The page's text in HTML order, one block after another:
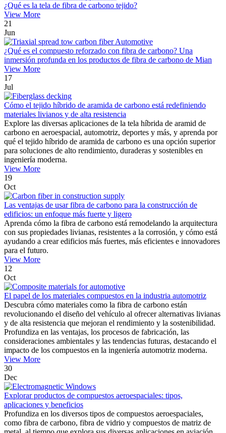
¿Qué es la tela de fibra de carbono tejido?
View More
21
Jun
¿Qué es el compuesto reforzado con fibra de carbono? Una
inmersión profunda en los productos de fibra de carbono de Mian
View More
17
Jul
Cómo el tejido híbrido de aramida de carbono está redefiniendo
materiales livianos y de alta resistencia
Explore las diversas aplicaciones de la tela híbrida de aramid de
carbono en aeroespacial, automotriz, deportes y más, y aprenda por
qué el tejido híbrido de aramida de carbono es una opción superior
para soluciones de alto rendimiento, duraderas y sostenibles en
ingeniería moderna.
View More
19
Oct
Las ventajas de usar fibra de carbono para la construcción de
edificios: un enfoque más fuerte y ligero
Aprenda cómo la fibra de carbono está remodelando la arquitectura
con sus propiedades livianas, resistentes a la corrosión, y cómo está
ayudando a crear edificios más fuertes, más eficientes e innovadores
para el futuro.
View More
12
Oct
El papel de los materiales compuestos en la industria automotriz
Descubra cómo materiales como la fibra de carbono están
revolucionando el diseño del vehículo al ofrecer alternativas livianas
y de alta resistencia que mejoran el rendimiento y la sostenibilidad.
Profundiza en las ventajas, los procesos de fabricación, las
consideraciones ambientales y las tendencias futuras, destacando el
impacto de los compuestos en la ingeniería automotriz moderna.
View More
30
Dec
Explorar productos de compuestos aeroespaciales: tipos,
aplicaciones y beneficios
Profundiza en los diversos tipos de compuestos aeroespaciales,
como fibra de carbono, fibra de vidrio y compuestos de matriz de